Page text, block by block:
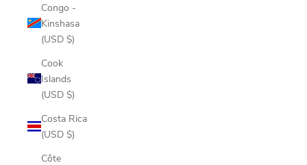
Congo -
Kinshasa
(USD $)
Cook
Islands
(USD $)
Costa Rica
(USD $)
Côte